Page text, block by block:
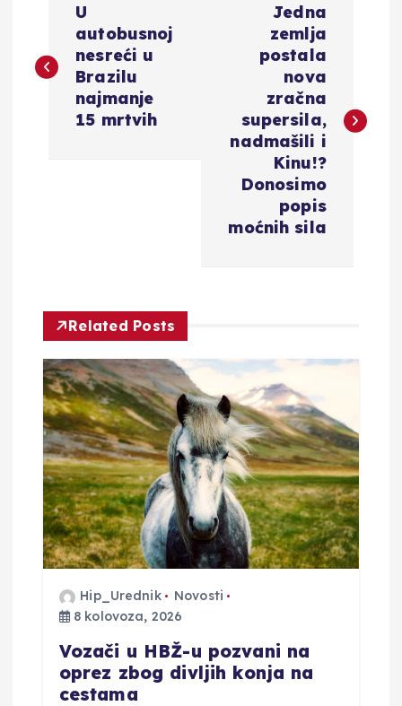
v
a
o
b
a
U
autobusnoj
nesreći u
Brazilu
najmanje
15 mrtvih
Jedna
zemlja
postala
nova
zračna
supersila,
nadmašili i
Kinu!?
Donosimo
popis
moćnih sila
Related Posts
Hip_Urednik
Novosti
8 kolovoza, 2026
Vozači u HBŽ-u pozvani na
oprez zbog divljih konja na
cestama